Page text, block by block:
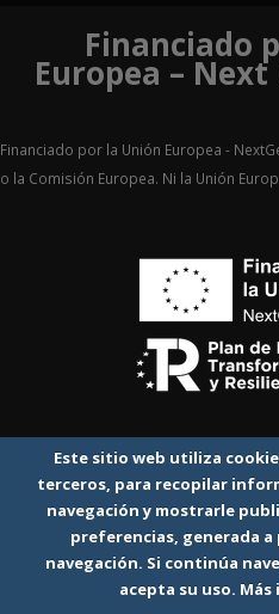
Financiado
Europea –
Financiado por la Unión Europea -
o la Comisión Europea. Ni la Unión
Este sitio web utiliza
terceros, para recopilar
navegación y mostrarle
preferencias, generada
navegación. Si continúa
acepta su uso.